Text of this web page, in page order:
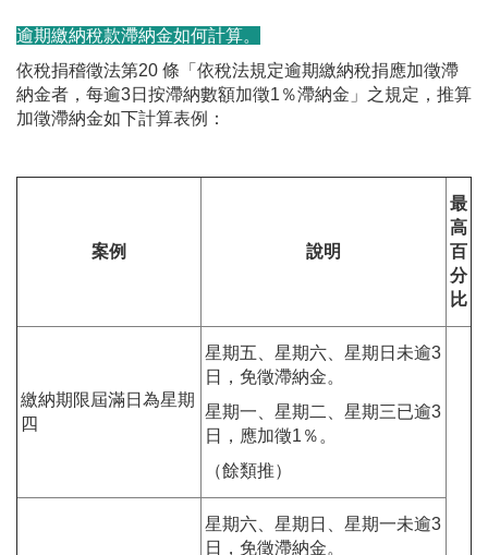
逾期繳納稅款滯納金如何計算。
依稅捐稽徵法第20 條「依稅法規定逾期繳納稅捐應加徵滯
納金者，每逾3日按滯納數額加徵1％滯納金」之規定，推算
加徵滯納金如下計算表例：
案例 說明
最
高
百
分
比
繳納期限屆滿日為星期
四
星期五、星期六、星期日未逾3
日，免徵滯納金。
星期一、星期二、星期三已逾3
日，應加徵1％。
（餘類推）
星期六、星期日、星期一未逾3
日，免徵滯納金。